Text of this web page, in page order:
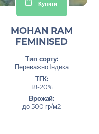
Купити
MOHAN RAM
FEMINISED
Тип сорту:
Переважно Індика
ТГК:
18-20%
Врожай:
до 500 гр/м2